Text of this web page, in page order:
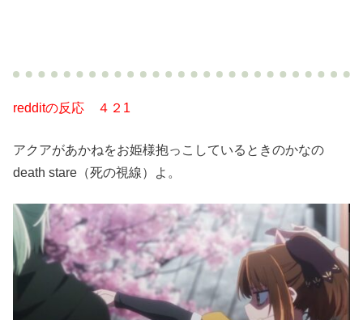
redditの反応 ４２1
アクアがあかねをお姫様抱っこしているときのかなの
death stare（死の視線）よ。